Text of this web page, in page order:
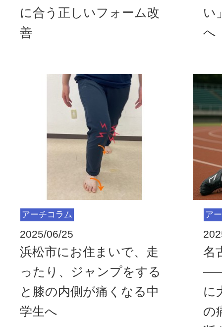
に合う正しいフォーム改
善
い
へ
アーチコラム
2025/06/25
浜松市にお住まいで、走
ったり、ジャンプをする
と膝の内側が痛くなる中
学生へ
ア
名
――
に
の